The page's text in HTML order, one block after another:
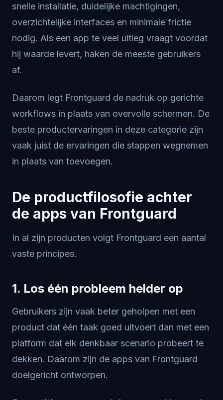
snelle installatie, duidelijke machtigingen,
overzichtelijke interfaces en minimale frictie
nodig. Als een app te veel uitleg vraagt voordat
hij waarde levert, haken de meeste gebruikers
af.
Daarom legt Frontguard de nadruk op gerichte
workflows in plaats van overvolle schermen. De
beste productervaringen in deze categorie zijn
vaak juist de ervaringen die stappen wegnemen
in plaats van toevoegen.
De productfilosofie achter
de apps van Frontguard
In al zijn producten volgt Frontguard een aantal
vaste principes.
1. Los één probleem helder op
Gebruikers zijn vaak beter geholpen met een
product dat één taak goed uitvoert dan met een
platform dat elk denkbaar scenario probeert te
dekken. Daarom zijn de apps van Frontguard
doelgericht ontworpen.